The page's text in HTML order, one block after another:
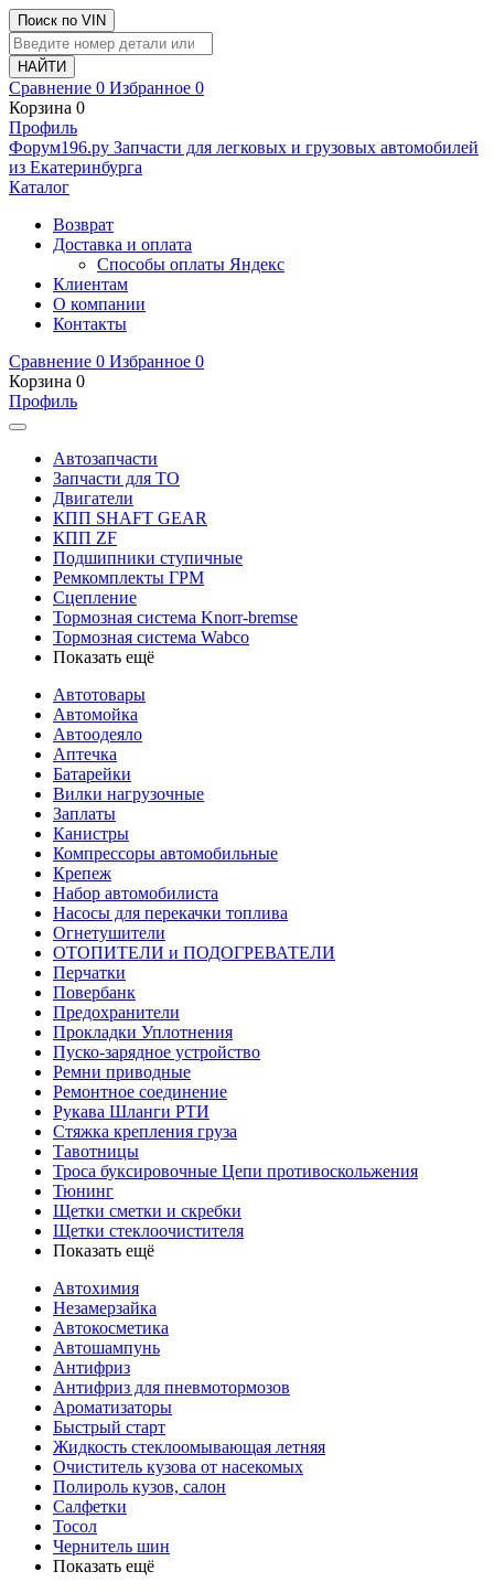
Поиск по VIN
Сравнение 0 Избранное 0
Корзина 0
Профиль
Фoрум196.ру Запчасти для легковых и грузовых автомобилей
из Екатеринбурга
Каталог
Возврат
Доставка и оплата
Способы оплаты Яндекс
Клиентам
О компании
Контакты
Сравнение 0 Избранное 0
Корзина 0
Профиль
Автозапчасти
Запчасти для ТО
Двигатели
КПП SHAFT GEAR
КПП ZF
Подшипники ступичные
Ремкомплекты ГРМ
Сцепление
Тормозная система Knorr-bremse
Тормозная система Wabco
Показать ещё
Автотовары
Автомойка
Автоодеяло
Аптечка
Батарейки
Вилки нагрузочные
Заплаты
Канистры
Компрессоры автомобильные
Крепеж
Набор автомобилиста
Насосы для перекачки топлива
Огнетушители
ОТОПИТЕЛИ и ПОДОГРЕВАТЕЛИ
Перчатки
Повербанк
Предохранители
Прокладки Уплотнения
Пуско-зарядное устройство
Ремни приводные
Ремонтное соединение
Рукава Шланги РТИ
Стяжка крепления груза
Тавотницы
Троса буксировочные Цепи противоскольжения
Тюнинг
Щетки сметки и скребки
Щетки стеклоочистителя
Показать ещё
Автохимия
Незамерзайка
Автокосметика
Автошампунь
Антифриз
Антифриз для пневмотормозов
Ароматизаторы
Быстрый старт
Жидкость стеклоомывающая летняя
Очиститель кузова от насекомых
Полироль кузов, салон
Салфетки
Тосол
Чернитель шин
Показать ещё